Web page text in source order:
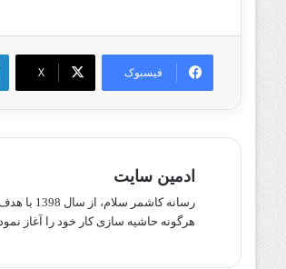
فیسبوک X
ادمین سایت
رسانه
هرگونه حاشیه سازی کار خود را آغاز نمود.